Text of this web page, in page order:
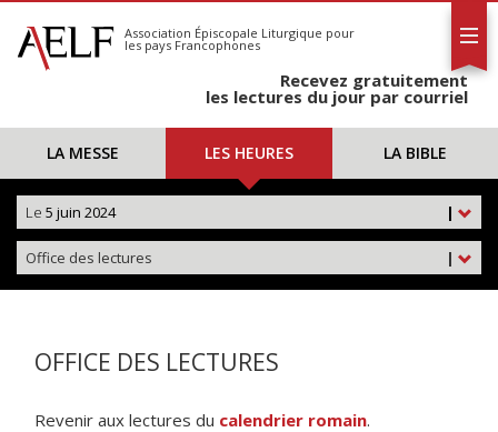
S'abonner
Calendrier
Association Épiscopale Liturgique pour
les pays Francophones
Recevez gratuitement
les lectures du jour par courriel
LA MESSE LES HEURES LA BIBLE
|
Le 5 juin 2024
|
Office des lectures
OFFICE DES LECTURES
Revenir aux lectures du calendrier romain.